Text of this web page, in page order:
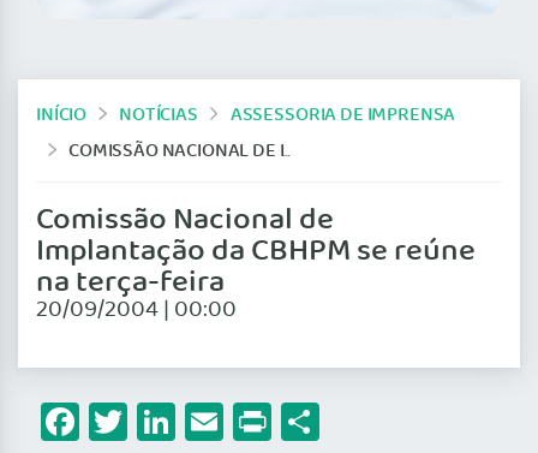
INÍCIO NOTÍCIAS
ASSESSORIA DE IMPRENSA
COMISSÃO NACIONAL DE IMPLANTAÇÃO DA CBHPM SE REÚNE NA TERÇA-FEIRA
Comissão Nacional de
Implantação da CBHPM se reúne
na terça-feira
20/09/2004 | 00:00
Facebook
Twitter
LinkedIn
Email
Print